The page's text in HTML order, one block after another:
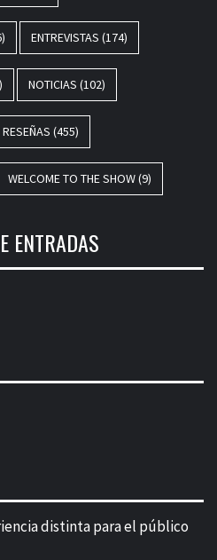
ENTREVISTAS (174)
NOTICIAS (102)
RESEÑAS (455)
WELCOME TO THE SHOW(9)
ENTRADAS
distinta para el público